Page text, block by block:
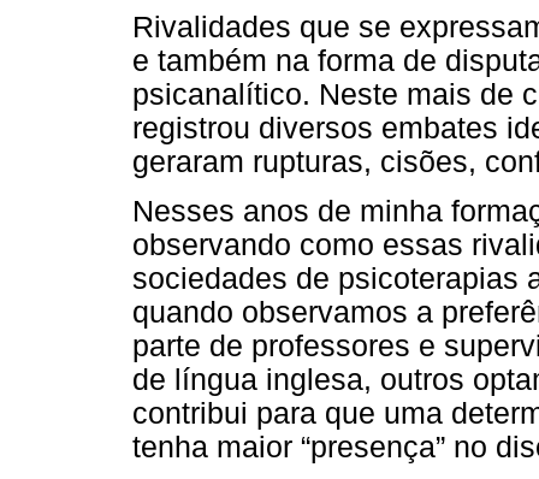
Rivalidades que se
e também na forma de
psicanalítico. Neste mais de
registrou diversos embates
geraram rupturas, cisões,
Nesses anos de minha
observando como essas
sociedades de psicoterapias
quando observamos a
parte de professores e
de língua inglesa, outros
contribui para que uma
tenha maior “presença” no